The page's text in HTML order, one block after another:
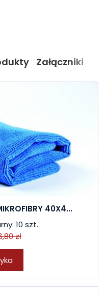
Załączniki
40X4...
10 szt.
zł